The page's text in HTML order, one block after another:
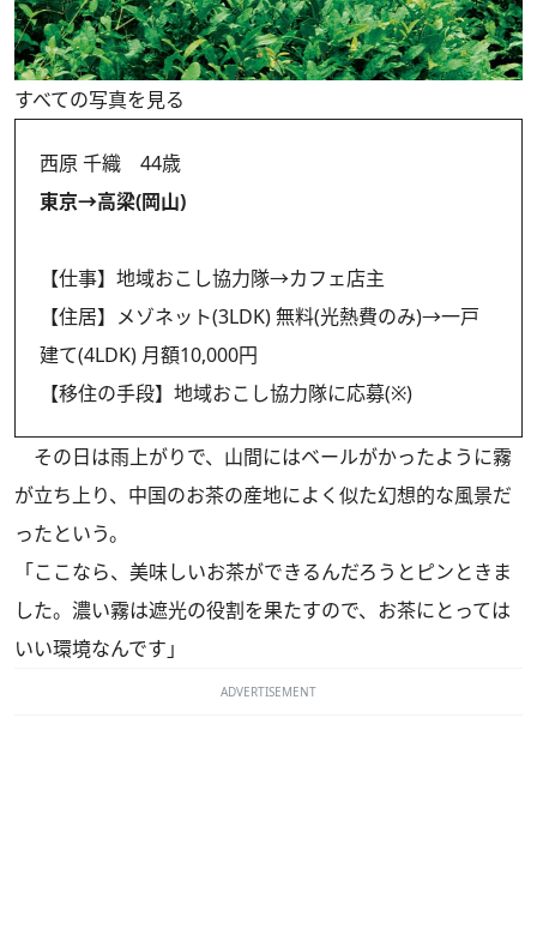
すべての写真を見る
西原 千織 44歳
東京→高梁(岡山)
【仕事】地域おこし協力隊→カフェ店主
【住居】メゾネット(3LDK) 無料(光熱費のみ)→一戸
建て(4LDK) 月額10,000円
【移住の手段】地域おこし協力隊に応募(※)
その日は雨上がりで、山間にはベールがかったように霧
が立ち上り、中国のお茶の産地によく似た幻想的な風景だ
ったという。
「ここなら、美味しいお茶ができるんだろうとピンときま
した。濃い霧は遮光の役割を果たすので、お茶にとっては
いい環境なんです」
ADVERTISEMENT